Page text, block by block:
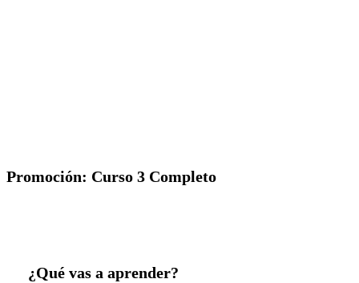
Promoción: Curso 3 Completo
¿Qué vas a aprender?